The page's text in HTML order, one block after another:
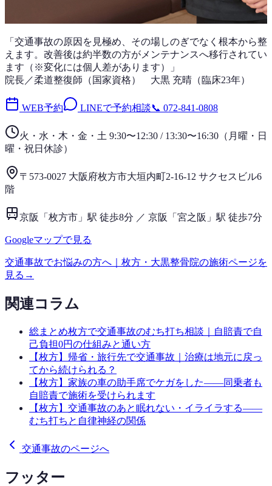
「 交通事故の原因を見極め、その場しのぎでなく根本から整
えます。改善後は約半数の方がメンテナンスへ移行されてい
ます（※変化には個人差があります）」
院長／柔道整復師（国家資格）
大黒 充晴 （臨床23年）
WEB予約 LINEで予約相談📞 072-841-0808
火・水・木・金・土 9:30〜12:30 / 13:30〜16:30 （ 月曜・日
曜・祝日 休診）
〒573-0027 大阪府枚方市大垣内町2-16-12 サクセスビル6
階
京阪「枚方市」駅 徒歩8分 ／ 京阪「宮之阪」駅 徒歩7分
Googleマップで見る
交通事故でお悩みの方へ｜枚方・大黒整骨院の施術ページを
見る →
関連コラム
総まとめ枚方で交通事故のむち打ち相談｜自賠責で自
己負担0円の仕組みと通い方
【枚方】帰省・旅行先で交通事故｜治療は地元に戻っ
てから続けられる？
【枚方】家族の車の助手席でケガをした——同乗者も
自賠責で施術を受けられます
【枚方】交通事故のあと眠れない・イライラする——
むち打ちと自律神経の関係
交通事故のページへ
フッター